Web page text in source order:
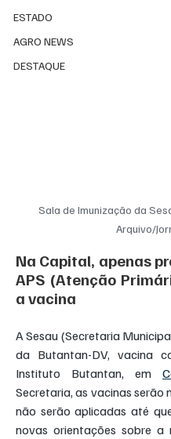
ESTADO
AGRO NEWS
DESTAQUE
Sala de Imunização da
Arquivo/
Na Capital, apenas
APS (Atenção
a vacina
A Sesau (Secretaria
da Butantan-DV, vacina
Instituto Butantan, em
Secretaria, as vacinas
não serão aplicadas até
novas orientações sobre